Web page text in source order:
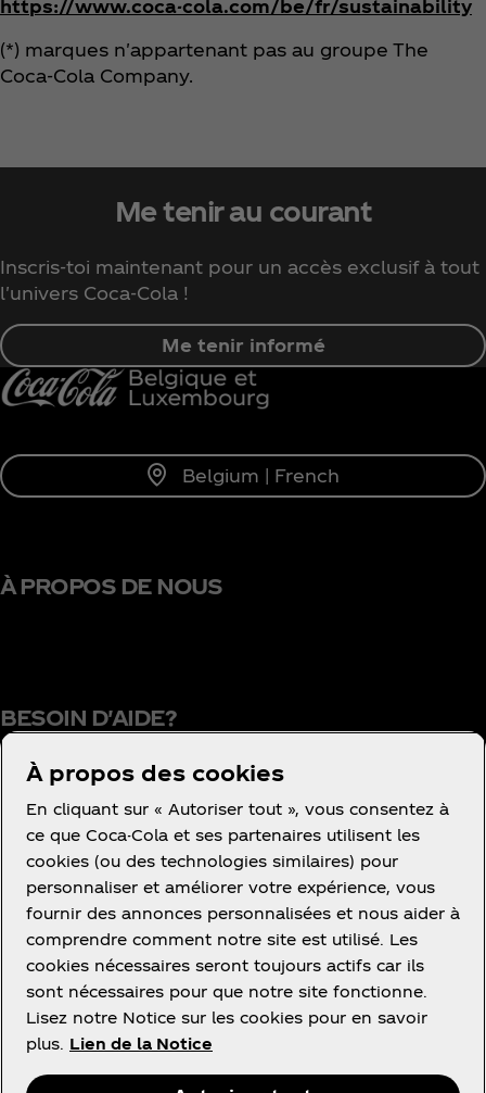
https://www.coca-cola.com/be/fr/sustainability
(*) marques n'appartenant pas au groupe The
Coca‑Cola Company.
Me tenir au courant
Inscris-toi maintenant pour un accès exclusif à tout
l'univers Coca‑Cola !
Me tenir informé
Belgium | French
À PROPOS DE NOUS
BESOIN D'AIDE?
Conditions d’utilisation
Concurrence
Avis de confidentialité des consommateurs
Paramétrage des cookies
Avis relatif aux cookies
Politique d'accessibilité
À propos des cookies
En cliquant sur « Autoriser tout », vous consentez à
ce que Coca-Cola et ses partenaires utilisent les
cookies (ou des technologies similaires) pour
personnaliser et améliorer votre expérience, vous
fournir des annonces personnalisées et nous aider à
comprendre comment notre site est utilisé. Les
cookies nécessaires seront toujours actifs car ils
sont nécessaires pour que notre site fonctionne.
Lisez notre Notice sur les cookies pour en savoir
plus. Lien de la Notice